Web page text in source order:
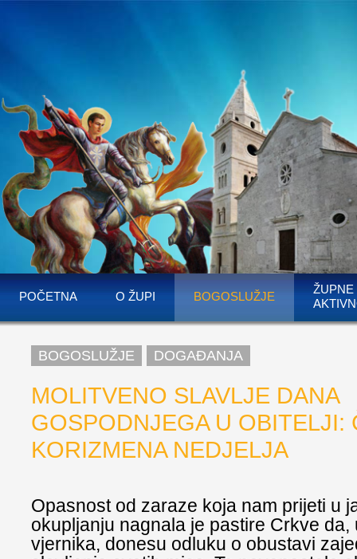
POČETNA O ŽUPI BOGOSLUŽJE
ŽUPNE
BOGOSLUŽJE DOGAĐANJA
MOLITVENO SLAVLJE DANA
GOSPODNJEGA U OBITELJI:
KORIZMENA NEDJELJA
Opasnost od zaraze koja nam prijeti u
okupljanju nagnala je pastire Crkve da,
vjernika, donesu odluku o obustavi